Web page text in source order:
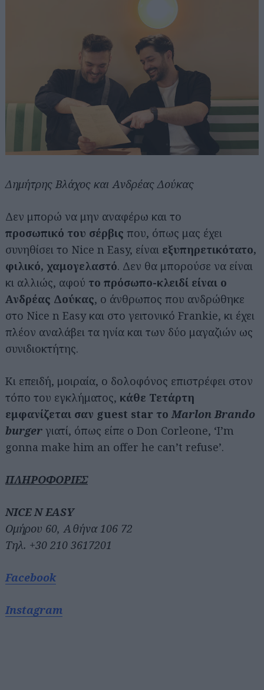
Δημήτρης Βλάχος και Ανδρέας Δούκας
Δεν μπορώ να μην αναφέρω και το
προσωπικό του σέρβις που, όπως μας έχει
συνηθίσει το Nice n Easy, είναι εξυπηρετικότατο,
φιλικό, χαμογελαστό. Δεν θα μπορούσε να είναι
κι αλλιώς, αφού το πρόσωπο-κλειδί είναι ο
Ανδρέας Δούκας, ο άνθρωπος που ανδρώθηκε
στο Nice n Easy και στο γειτονικό Frankie, κι έχει
πλέον αναλάβει τα ηνία και των δύο μαγαζιών ως
συνιδιοκτήτης.
Κι επειδή, μοιραία, ο δολοφόνος επιστρέφει στον
τόπο του εγκλήματος, κάθε Τετάρτη
εμφανίζεται σαν guest star το Marlon Brando
burger γιατί, όπως είπε ο Don Corleone, ‘I’m
gonna make him an offer he can’t refuse’.
ΠΛΗΡΟΦΟΡΙΕΣ
NICE N EASY
Ομήρου 60, Αθήνα 106 72
Τηλ. +30 210 3617201
Facebook
Instagram